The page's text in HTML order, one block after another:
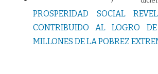
PROSPERIDAD SOCIAL
CONTRIBUIDO AL LOGRO
MILLONES DE LA POBREZ